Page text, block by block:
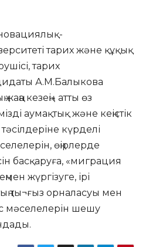
тарих және құқық
тарих
А.М.Балыкова
кезеңі» атты өз
аумақтық және кеңістік
күрделі
өңірлерде
басқаруға, «миграция
жүргізуге, ірі
ты¬ғыз орналасуы мен
мәселелерін шешу